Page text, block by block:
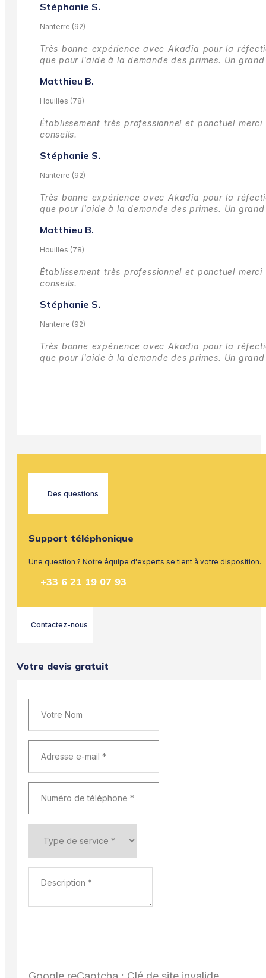
Stéphanie S.
Nanterre (92)
Très bonne expérience avec Akadia pour la
que pour l'aide à la demande des primes. Un
Matthieu B.
Houilles (78)
Établissement très professionnel et ponctuel
conseils.
Stéphanie S.
Nanterre (92)
Très bonne expérience avec Akadia pour la
que pour l'aide à la demande des primes. Un
Matthieu B.
Houilles (78)
Établissement très professionnel et ponctuel
conseils.
Stéphanie S.
Nanterre (92)
Très bonne expérience avec Akadia pour la
que pour l'aide à la demande des primes. Un
Des questions
Support téléphonique
Une question ? Notre équipe d'experts se tient à votre disposition.
+33 6 21 19 07 93
Contactez-nous
Votre devis gratuit